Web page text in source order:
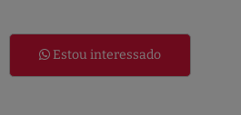
Estou interessado